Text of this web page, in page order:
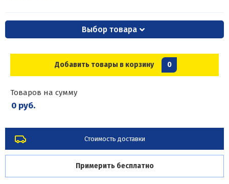
Выбор товара
Добавить товары в корзину 0
Товаров на сумму
0 руб.
Стоимость доставки
Примерить бесплатно